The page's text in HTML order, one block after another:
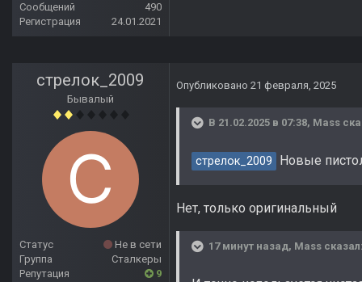
Сообщений
490
Регистрация
24.01.2021
стрелок_2009
Бывалый
Статус
Не в сети
Группа
Сталкеры
Репутация
9
Опубликовано 21 февраля, 2025
В 21.02.2025 в 07:38, Mass
стрелок_2009 Новые
Нет, только оригинальный
17 минут назад, Mass